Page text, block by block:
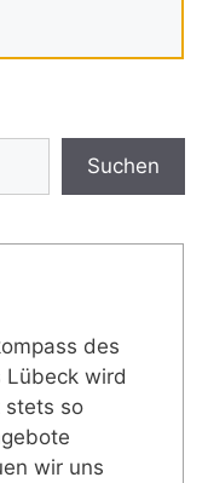
Suchen
des
Lübeck wird
stets so
wir uns